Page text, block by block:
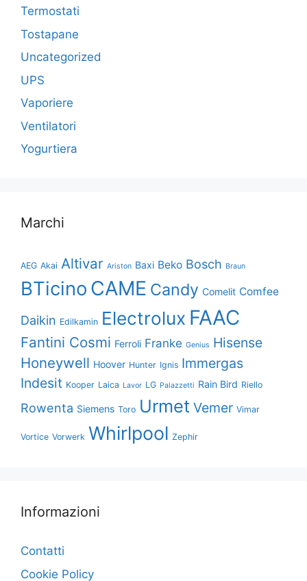
Termostati
Tostapane
Uncategorized
UPS
Vaporiere
Ventilatori
Yogurtiera
Marchi
AEG Akai Altivar Ariston Baxi Beko Bosch Braun
BTicino CAME Candy Comelit Comfee
Daikin Edilkamin Electrolux FAAC
Fantini Cosmi Ferroli Franke Genius Hisense
Honeywell Hoover Hunter Ignis Immergas
Indesit Kooper Laica Lavor LG Palazzetti Rain Bird Riello
Rowenta Siemens Toro Urmet Vemer Vimar
Vortice Vorwerk Whirlpool Zephir
Informazioni
Contatti
Cookie Policy